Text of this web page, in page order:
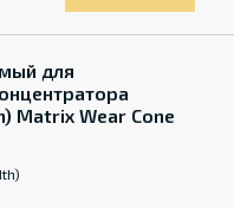
для
Matrix Wear Cone